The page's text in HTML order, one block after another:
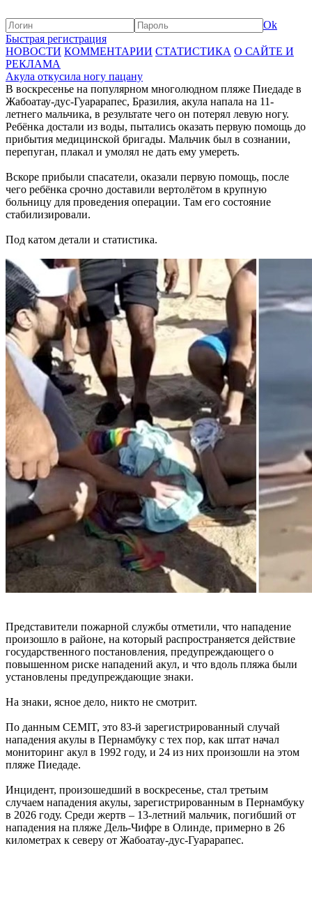
Ok
Быстрая регистрация
НОВОСТИ КОММЕНТАРИИ СТАТИСТИКА О САЙТЕ И
РЕКЛАМА
Акула откусила ногу пацану
В воскресенье на популярном многолюдном пляже Пиедаде в
Жабоатау-дус-Гуарарапес, Бразилия, акула напала на 11-
летнего мальчика, в результате чего он потерял левую ногу.
Ребёнка достали из воды, пытались оказать первую помощь до
прибытия медицинской бригады. Мальчик был в сознании,
перепуган, плакал и умолял не дать ему умереть.
Вскоре прибыли спасатели, оказали первую помощь, после
чего ребёнка срочно доставили вертолётом в крупную
больницу для проведения операции. Там его состояние
стабилизировали.
Под катом детали и статистика.
Представители пожарной службы отметили, что нападение
произошло в районе, на который распространяется действие
государственного постановления, предупреждающего о
повышенном риске нападений акул, и что вдоль пляжа были
установлены предупреждающие знаки.
На знаки, ясное дело, никто не смотрит.
По данным CEMIT, это 83-й зарегистрированный случай
нападения акулы в Пернамбуку с тех пор, как штат начал
мониторинг акул в 1992 году, и 24 из них произошли на этом
пляже Пиедаде.
Инцидент, произошедший в воскресенье, стал третьим
случаем нападения акулы, зарегистрированным в Пернамбуку
в 2026 году. Среди жертв – 13-летний мальчик, погибший от
нападения на пляже Дель-Чифре в Олинде, примерно в 26
километрах к северу от Жабоатау-дус-Гуарарапес.